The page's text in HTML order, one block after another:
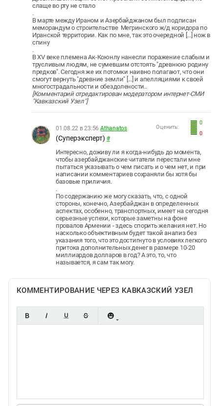
слаще во рту не стало
.
В марте между Ираном и Азербайджаном был подписан
меморандум о строительстве Мегринского ж/д коридора по
Иранской территории. Как по мне, так это очередной [...] нож в
спину
.
В XV веке племена Ак-Коюнлу нанесли поражение слабым и
трусливым людям, не сумевшим отстоять "древнюю родину
предков". Сегодня же их потомки наивно полагают, что они
смогут вернуть "древние земли" [...] и апелляциями к своей
многострадальности и обездолености..
[Комментарий отредактирован модератором интернет-СМИ
"Кавказский Узел"]
0
0
Оценить:
01.08.22 в 23:56 Athanatos
(Суперэксперт) #
Интересно, доживу ли я когда-нибудь до момента,
чтобы азербайджанские читатели перестали мне
пытаться указывать о чем писать и о чем нет, и при
написании комментариев сохраняли бы хотя бы
базовые приличия.
.
По содержанию же могу сказать, что, с одной
стороны, конечно, Азербайджан в определенных
аспектах, особенно, транспортных, имеет на сегодня
серьезные успехи, которые заметны на фоне
провалов Армении - здесь спорить желания нет. Но
насколько объективным будет такой анализ без
указания того, что это достигнуто в условиях легкого
притока дополнительных денег в размере 10-20
миллиардов долларов в год? А это, то, что
называется, я сам так могу.
КОММЕНТИРОВАНИЕ ЧЕРЕЗ КАВКАЗСКИЙ УЗЕЛ